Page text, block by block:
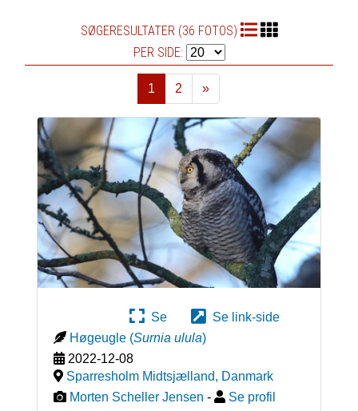
SØGERESULTATER (36 FOTOS)
PER SIDE:
1 2
»
Næste
Se
Se link-side
Høgeugle (Surnia ulula)
2022-12-08
Sparresholm Midtsjælland, Danmark
Morten Scheller Jensen - Se profil